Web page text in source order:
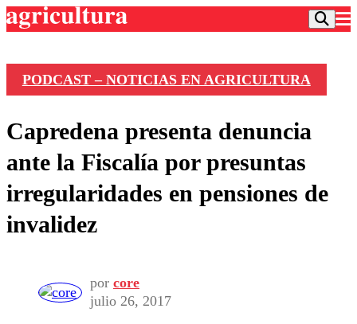
Frecuencias
Agricultura TV
Deportes
Colo Colo
Motor
Torneo Internacional
Torneo Nacional
Entretención
Internacional
Nacional
Vida Social
Programas
Comercial
PODCAST – NOTICIAS EN AGRICULTURA
Capredena presenta denuncia
ante la Fiscalía por presuntas
irregularidades en pensiones de
invalidez
por core
julio 26, 2017